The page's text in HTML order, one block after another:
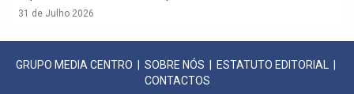
31 de Julho 2026
GRUPO MEDIA CENTRO SOBRE NÓS ESTATUTO EDITORIAL
CONTACTOS